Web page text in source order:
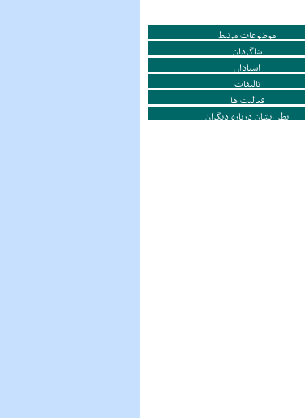
موضوعات مرتبط
شاگردان
استادان
تالیفات
فعالیت ها
نظر ایشان درباره دیگران